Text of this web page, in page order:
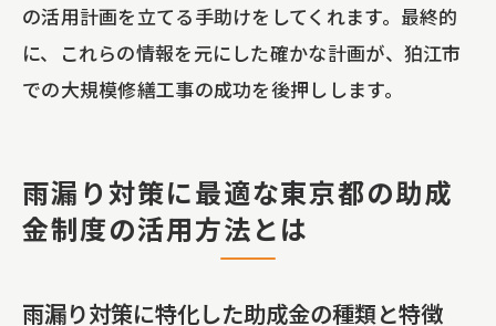
の活用計画を立てる手助けをしてくれます。最終的
に、これらの情報を元にした確かな計画が、狛江市
での大規模修繕工事の成功を後押しします。
雨漏り対策に最適な東京都の助成
金制度の活用方法とは
雨漏り対策に特化した助成金の種類と特徴